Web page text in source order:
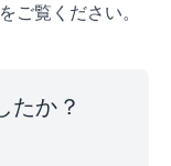
ご覧ください。
たか？